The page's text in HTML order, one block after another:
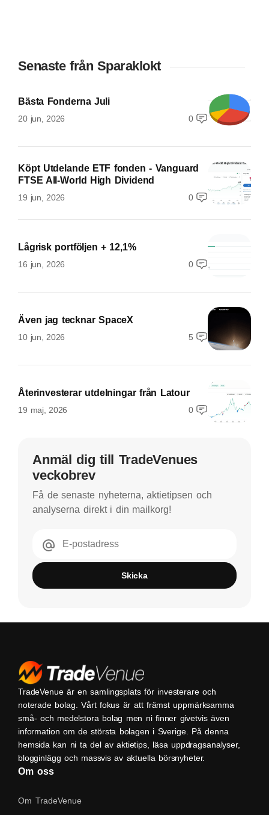
Senaste från Sparaklokt
Bästa Fonderna Juli
20 jun, 2026 0
Köpt Utdelande ETF fonden - Vanguard
FTSE All-World High Dividend
19 jun, 2026 0
Lågrisk portföljen + 12,1%
16 jun, 2026 0
Även jag tecknar SpaceX
10 jun, 2026 5
Återinvesterar utdelningar från Latour
19 maj, 2026 0
Anmäl dig till TradeVenues
veckobrev
Få de senaste nyheterna, aktietipsen och
analyserna direkt i din mailkorg!
E-postadress
Skicka
TradeVenue är en samlingsplats för investerare och
noterade bolag. Vårt fokus är att främst uppmärksamma
små- och medelstora bolag men ni finner givetvis även
information om de största bolagen i Sverige. På denna
hemsida kan ni ta del av aktietips, läsa uppdragsanalyser,
blogginlägg och massvis av aktuella börsnyheter.
Om oss
Om TradeVenue